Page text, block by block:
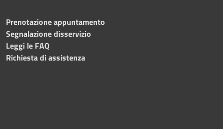
Prenotazione appuntamento
Segnalazione disservizio
Leggi le FAQ
Richiesta di assistenza